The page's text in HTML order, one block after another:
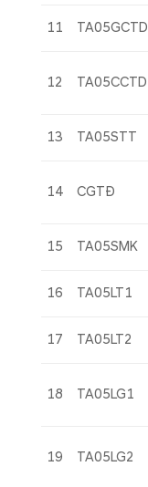
11 TA05GCTD
12 TA05CCTD
13 TA05STT
14 CGTĐ
15 TA05SMK
16 TA05LT1
17 TA05LT2
18 TA05LG1
19 TA05LG2